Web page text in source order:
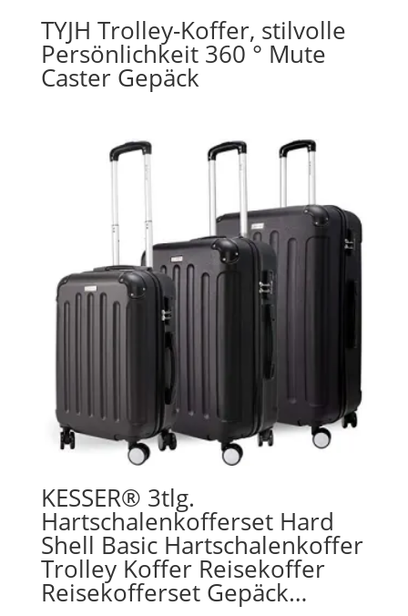
TYJH Trolley-Koffer, stilvolle
Persönlichkeit 360 ° Mute
Caster Gepäck
KESSER® 3tlg.
Hartschalenkofferset Hard
Shell Basic Hartschalenkoffer
Trolley Koffer Reisekoffer
Reisekofferset Gepäck…